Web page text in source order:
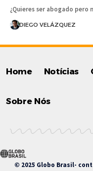
¿Quieres ser abogado pero
DIEGO VELÁZQUEZ
Home Notícias
Sobre Nós
© 2025 Globo Brasil-